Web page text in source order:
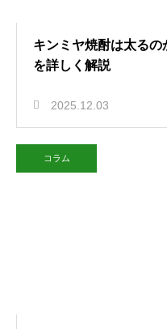
キンミヤ焼酎は太る
を詳しく解説
2025.12.03
コラム